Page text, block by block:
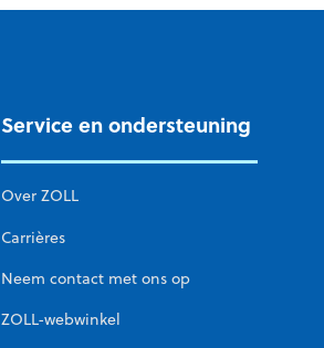
Service en ondersteuning
Over ZOLL
Carrières
Neem contact met ons op
ZOLL-webwinkel